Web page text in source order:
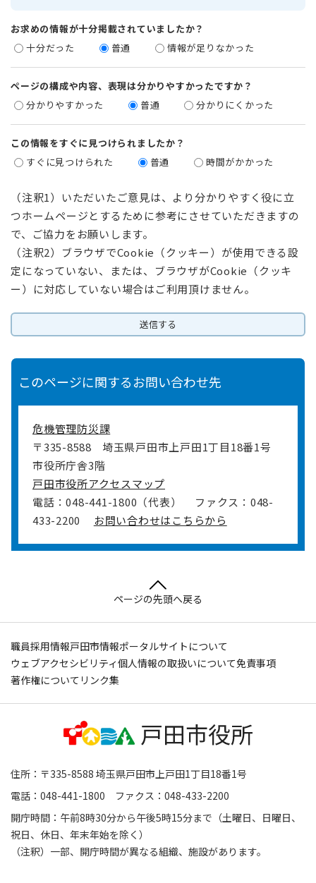
お求めの情報が十分掲載されていましたか？
十分だった
普通 情報が足りなかった
ページの構成や内容、表現は分かりやすかったですか？
分かりやすかった
普通 分かりにくかった
この情報をすぐに見つけられましたか？
すぐに見つけられた
普通 時間がかかった
（注釈1）いただいたご意見は、より分かりやすく役に立
つホームページとするために参考にさせていただきますの
で、ご協力をお願いします。
（注釈2）ブラウザでCookie（クッキー）が使用できる設
定になっていない、または、ブラウザがCookie（クッキ
ー）に対応していない場合はご利用頂けません。
このページに関するお問い合わせ先
危機管理防災課
〒335-8588
埼玉県戸田市上戸田1丁目18番1号
市役所庁舎3階
戸田市役所アクセスマップ
電話：048-441-1800（代表）
ファクス：048-
433-2200
お問い合わせはこちらから
ページの先頭へ戻る
職員採用情報戸田市情報ポータルサイトについて
ウェブアクセシビリティ個人情報の取扱いについて免責事項
著作権について リンク集
住所：〒335-8588 埼玉県戸田市上戸田1丁目18番1号
電話：048-441-1800 ファクス：048-433-2200
開庁時間：午前8時30分から午後5時15分まで（土曜日、日曜日、
祝日、休日、年末年始を除く）
（注釈）一部、開庁時間が異なる組織、施設があります。